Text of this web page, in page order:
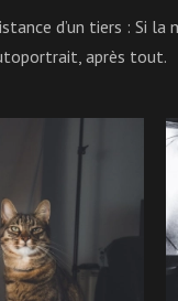
d’un tiers : Si la
après tout.